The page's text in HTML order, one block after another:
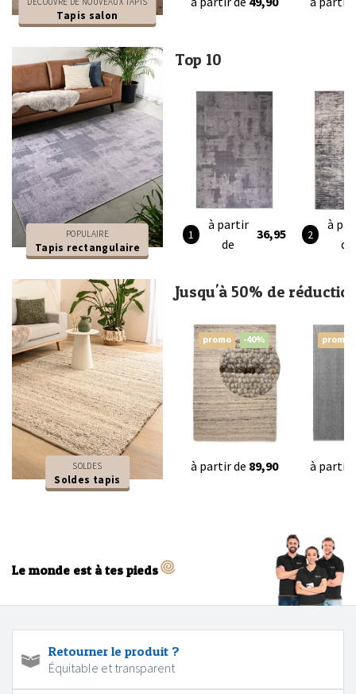
Tapis salon
POPULAIRE
Tapis rectangulaire
Top 10
à partir
de
36,95
à
de
SOLDES
Soldes tapis
Jusqu'à 50% de
promo -40%
à partir de 89,90
promo
à partir
Le monde est à tes pieds
Retourner le produit ?
Équitable et transparent